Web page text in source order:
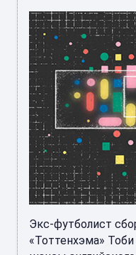
Экс-футболист
«Тоттенхэма»